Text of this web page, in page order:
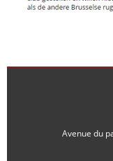
Avenue du